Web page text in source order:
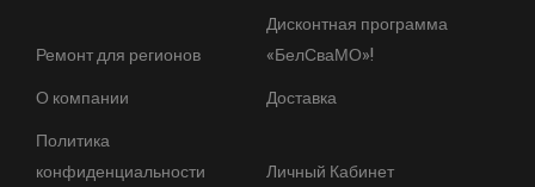
Ремонт для регионов
Дисконтная программа
«БелСваМО»!
О компании
Доставка
Политика
конфиденциальности
Личный Кабинет